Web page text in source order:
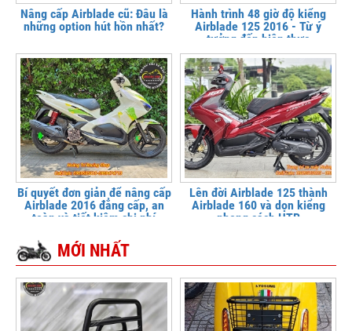
Nâng cấp Airblade cũ: Đâu là
những option hút hồn nhất?
Hành trình 48 giờ độ kiểng
Airblade 125 2016 - Từ ý
tưởng đến hiện thực
Bí quyết đơn giản để nâng cấp
Airblade 2016 đẳng cấp, an
toàn và tiết kiệm chi phí
Lên đời Airblade 125 thành
Airblade 160 và dọn kiểng
phong cách HTR
MỚI NHẤT